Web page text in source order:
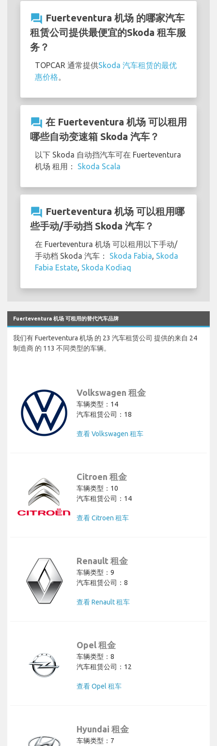
question_answer Fuerteventura 机场 的哪家汽车
租赁公司提供最便宜的Skoda 租车服
务？
TOPCAR 通常提供Skoda 汽车租赁的最优
惠价格。
question_answer 在 Fuerteventura 机场 可以租用
哪些自动变速箱 Skoda 汽车？
以下 Skoda 自动挡汽车可在 Fuerteventura
机场 租用： Skoda Scala
question_answer Fuerteventura 机场 可以租用哪
些手动/手动挡 Skoda 汽车？
在 Fuerteventura 机场 可以租用以下手动/
手动档 Skoda 汽车： Skoda Fabia, Skoda
Fabia Estate, Skoda Kodiaq
Fuerteventura 机场 可租用的替代汽车品牌
我们有 Fuerteventura 机场 的 23 汽车租赁公司 提供的来自 24
制造商 的 113 不同类型的车辆。
Volkswagen 租金
车辆类型：14
汽车租赁公司：18
查看 Volkswagen 租车
Citroen 租金
车辆类型：10
汽车租赁公司：14
查看 Citroen 租车
Renault 租金
车辆类型：9
汽车租赁公司：8
查看 Renault 租车
Opel 租金
车辆类型：8
汽车租赁公司：12
查看 Opel 租车
Hyundai 租金
车辆类型：7